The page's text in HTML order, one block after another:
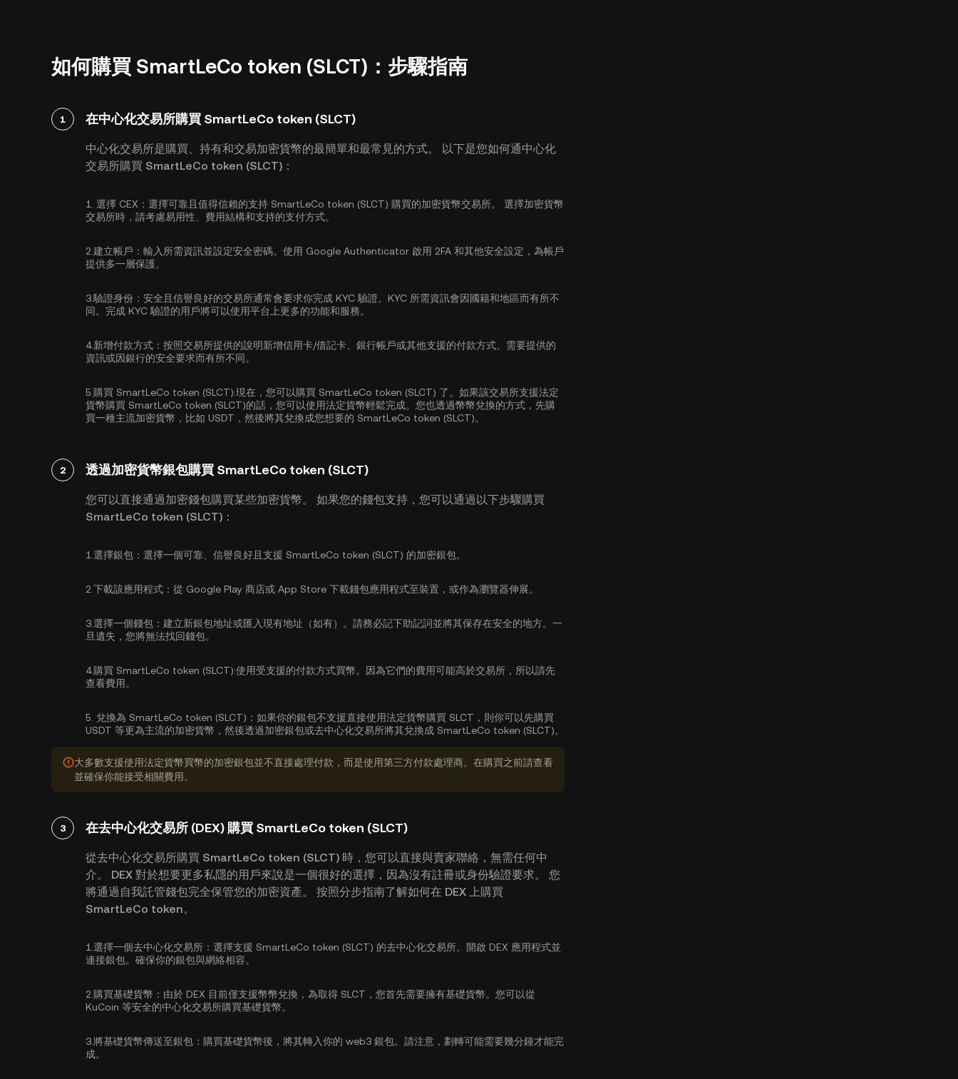
如何購買 SmartLeCo token (SLCT)：步驟指南
1 在中心化交易所購買 SmartLeCo token (SLCT)
中心化交易所是購買、持有和交易加密貨幣的最簡單和最常見的方式。 以下是您如何通中心化
交易所購買 SmartLeCo token (SLCT)：
1. 選擇 CEX： 選擇可靠且值得信賴的支持 SmartLeCo token (SLCT) 購買的加密貨幣交易所。 選擇加密貨幣
交易所時，請考慮易用性、費用結構和支持的支付方式。
2. 建立帳戶： 輸入所需資訊並設定安全密碼。使用 Google Authenticator 啟用 2FA 和其他安全設定，為帳戶
提供多一層保護。
3.驗證身份： 安全且信譽良好的交易所通常會要求你完成 KYC 驗證。KYC 所需資訊會因國籍和地區而有所不
同。完成 KYC 驗證的用戶將可以使用平台上更多的功能和服務。
4.新增付款方式： 按照交易所提供的說明新增信用卡/借記卡、銀行帳戶或其他支援的付款方式。需要提供的
資訊或因銀行的安全要求而有所不同。
5. 購買 SmartLeCo token (SLCT):現在，您可以購買 SmartLeCo token (SLCT) 了。如果該交易所支援法定
貨幣購買 SmartLeCo token (SLCT)的話，您可以使用法定貨幣輕鬆完成。您也透過幣幣兌換的方式，先購
買一種主流加密貨幣，比如 USDT ，然後將其兌換成您想要的 SmartLeCo token (SLCT)。
2 透過加密貨幣銀包購買 SmartLeCo token (SLCT)
您可以直接通過加密錢包購買某些加密貨幣。 如果您的錢包支持，您可以通過以下步驟購買
SmartLeCo token (SLCT)：
1. 選擇銀包： 選擇一個可靠、信譽良好且支援 SmartLeCo token (SLCT) 的加密銀包。
2. 下載該應用程式： 從 Google Play 商店或 App Store 下載錢包應用程式至裝置，或作為瀏覽器伸展。
3.選擇一個錢包： 建立新銀包地址或匯入現有地址（如有）。請務必記下助記詞並將其保存在安全的地方。一
旦遺失，您將無法找回錢包。
4.購買 SmartLeCo token (SLCT):使用受支援的付款方式買幣。因為它們的費用可能高於交易所，所以請先
查看費用。
5. 兌換為 SmartLeCo token (SLCT)： 如果你的銀包不支援直接使用法定貨幣購買 SLCT，則你可以先購買
USDT 等更為主流的加密貨幣，然後透過加密銀包或去中心化交易所將其兌換成 SmartLeCo token (SLCT)。
大多數支援使用法定貨幣買幣的加密銀包並不直接處理付款，而是使用第三方付款處理商。在購買之前請查看
並確保你能接受相關費用。
3 在去中心化交易所 (DEX) 購買 SmartLeCo token (SLCT)
從去中心化交易所購買 SmartLeCo token (SLCT) 時，您可以直接與賣家聯絡，無需任何中
介。 DEX 對於想要更多私隱的用戶來說是一個很好的選擇，因為沒有註冊或身份驗證要求。 您
將通過自我託管錢包完全保管您的加密資產。 按照分步指南了解如何在 DEX 上購買
SmartLeCo token。
1. 選擇一個去中心化交易所： 選擇支援 SmartLeCo token (SLCT) 的去中心化交易所。開啟 DEX 應用程式並
連接銀包。確保你的銀包與網絡相容。
2. 購買基礎貨幣： 由於 DEX 目前僅支援幣幣兌換，為取得 SLCT，您首先需要擁有基礎貨幣。您可以從
KuCoin 等安全的中心化交易所購買基礎貨幣。
3. 將基礎貨幣傳送至銀包： 購買基礎貨幣後，將其轉入你的 web3 銀包。請注意，劃轉可能需要幾分鐘才能完
成。